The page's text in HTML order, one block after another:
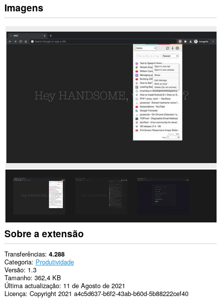
Esta
extensão
aceder
aos
Imagens
Sobre a extensão
Transferências 4.288
Categoria Produtividade
Versão 1.3
Tamanho 362,4 KB
Última actualização 11 de Agosto de 2021
Licença Copyright 2021 a4c5d637-b6f2-43ab-b60d-5b88222cef40